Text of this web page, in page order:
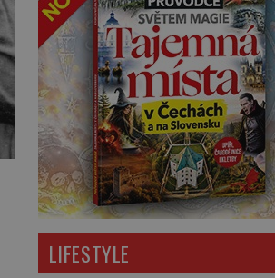
LIFESTYLE